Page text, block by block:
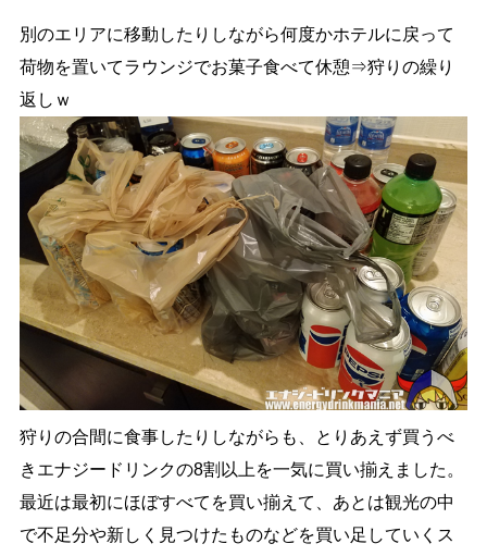
別のエリアに移動したりしながら何度かホテルに戻って
荷物を置いてラウンジでお菓子食べて休憩⇒狩りの繰り
返しｗ
狩りの合間に食事したりしながらも、とりあえず買うべ
きエナジードリンクの8割以上を一気に買い揃えました。
最近は最初にほぼすべてを買い揃えて、あとは観光の中
で不足分や新しく見つけたものなどを買い足していくス